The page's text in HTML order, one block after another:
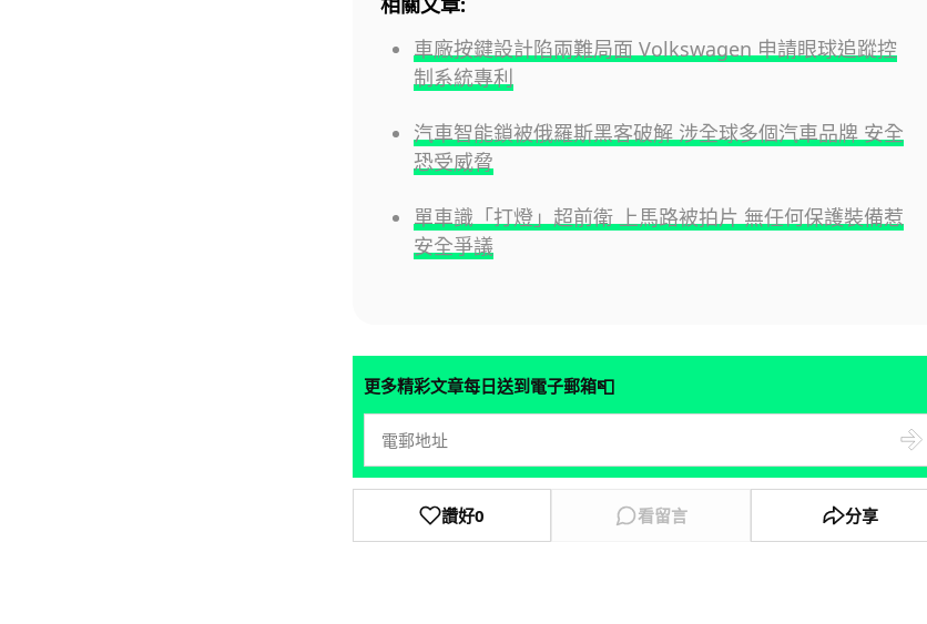
車廠按鍵設計陷兩難局面 Volkswagen 申請眼球追蹤控
制系統專利
汽車智能鎖被俄羅斯黑客破解 涉全球多個汽車品牌 安全
恐受威脅
單車識「打燈」超前衛 上馬路被拍片 無任何保護裝備惹
安全爭議
更多精彩文章每日送到電子郵箱📮
讚好0 看留言 分享